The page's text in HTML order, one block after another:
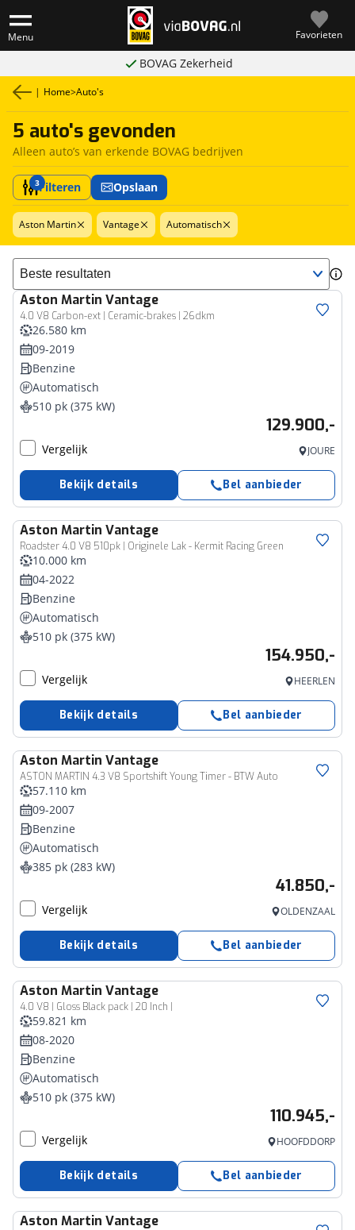
Menu Favorieten
BOVAG Zekerheid
| Home>Auto's
5 auto's gevonden
Alleen auto’s van erkende BOVAG bedrijven
3Filteren Opslaan
Aston Martin Vantage Automatisch
Sorteer resultaten
Aston Martin Vantage
4.0 V8 Carbon-ext | Ceramic-brakes | 26dkm
26.580 km
09-2019
Benzine
Automatisch
510 pk (375 kW)
129.900,-
Vergelijk JOURE
Bekijk details Bel aanbieder
Aston Martin Vantage
Roadster 4.0 V8 510pk | Originele Lak - Kermit Racing Green
10.000 km
04-2022
Benzine
Automatisch
510 pk (375 kW)
154.950,-
Vergelijk HEERLEN
Bekijk details Bel aanbieder
Aston Martin Vantage
ASTON MARTIN 4.3 V8 Sportshift Young Timer - BTW Auto
57.110 km
09-2007
Benzine
Automatisch
385 pk (283 kW)
41.850,-
Vergelijk OLDENZAAL
Bekijk details Bel aanbieder
Aston Martin Vantage
4.0 V8 | Gloss Black pack | 20 Inch |
59.821 km
08-2020
Benzine
Automatisch
510 pk (375 kW)
110.945,-
Vergelijk HOOFDDORP
Bekijk details Bel aanbieder
Aston Martin Vantage